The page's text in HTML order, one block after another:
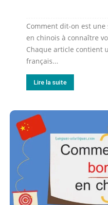
Comment dit-on est
en chinois à connaître
Chaque article contient
français...
Lire la suite